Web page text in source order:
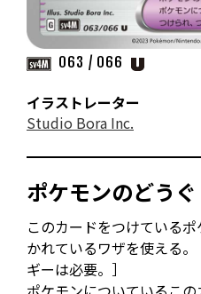
063 / 066
イラストレーター
Studio Bora Inc.
ポケモンのどうぐ
このカードをつけている
かれているワザを使える
ギーは必要。］